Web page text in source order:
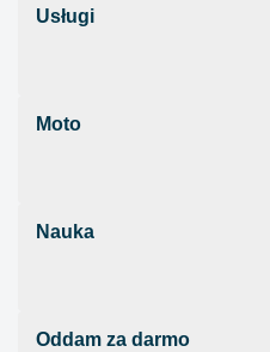
Usługi
Moto
Nauka
Oddam za darmo